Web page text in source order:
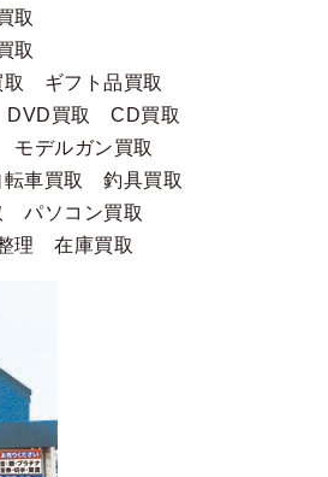
取
取
ギフト品買取
買取 CD買取
デルガン買取
車買取 釣具買取
パソコン買取
理 在庫買取